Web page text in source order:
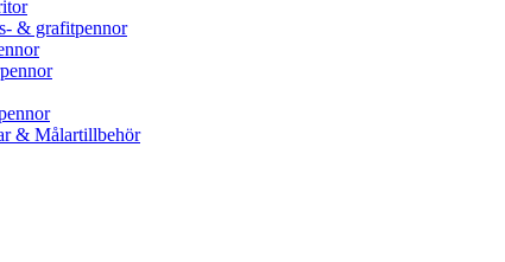
& grafitpennor
& Målartillbehör